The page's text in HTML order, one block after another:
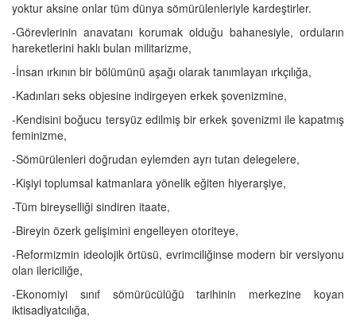
yoktur aksine onlar tüm dünya sömürülenleriyle kardeştirler.
-Görevlerinin anavatanı korumak olduğu bahanesiyle, orduların
hareketlerini haklı bulan militarizme,
-İnsan ırkının bir bölümünü aşağı olarak tanımlayan ırkçılığa,
-Kadınları seks objesine indirgeyen erkek şovenizmine,
-Kendisini boğucu tersyüz edilmiş bir erkek şovenizmi ile kapatmış
feminizme,
-Sömürülenleri doğrudan eylemden ayrı tutan delegelere,
-Kişiyi toplumsal katmanlara yönelik eğiten hiyerarşiye,
-Tüm bireyselliği sindiren itaate,
-Bireyin özerk gelişimini engelleyen otoriteye,
-Reformizmin ideolojik örtüsü, evrimciliğinse modern bir versiyonu
olan ilericiliğe,
-Ekonomiyi sınıf sömürücülüğü tarihinin merkezine koyan
iktisadiyatcılığa,